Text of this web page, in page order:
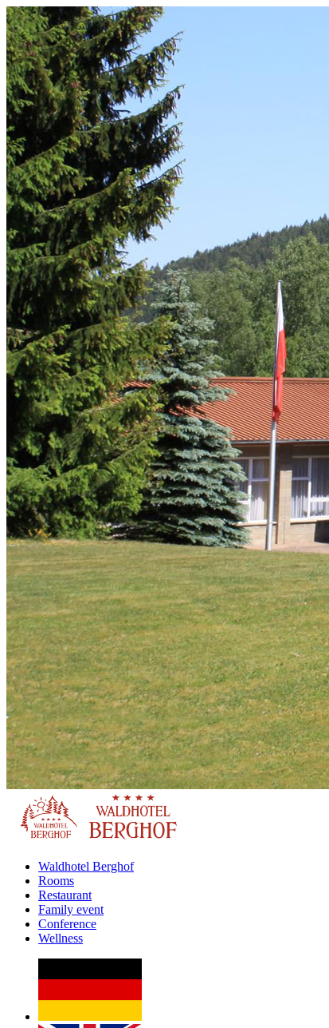
Waldhotel Berghof
Rooms
Restaurant
Family event
Conference
Wellness